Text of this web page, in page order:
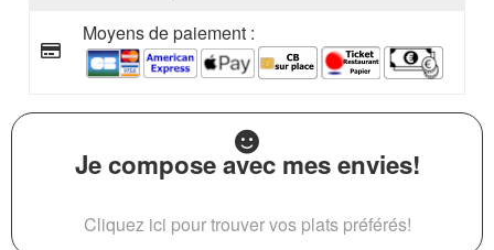
Moyens de paiement :
Je compose avec mes envies!
Cliquez ici pour trouver vos plats préférés!